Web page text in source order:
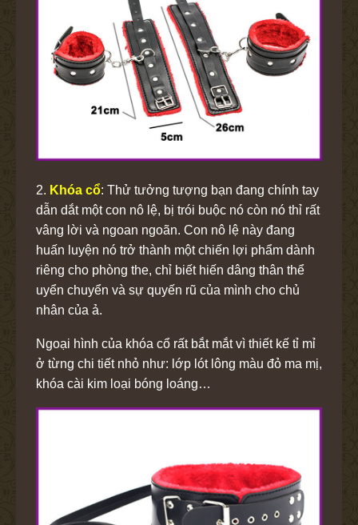
2. Khóa cổ: Thử tưởng tượng bạn đang chính tay
dẫn dắt một con nô lệ, bị trói buộc nó còn nó thỉ rất
vâng lời và ngoan ngoãn. Con nô lệ này đang
huấn luyện nó trở thành một chiến lợi phẩm dành
riêng cho phòng the, chỉ biết hiến dâng thân thể
uyển chuyển và sự quyến rũ của mình cho chủ
nhân của ả.
Ngoại hình của khóa cổ rất bắt mắt vì thiết kế tỉ mỉ
ở từng chi tiết nhỏ như: lớp lót lông màu đỏ ma mị,
khóa cài kim loại bóng loáng…